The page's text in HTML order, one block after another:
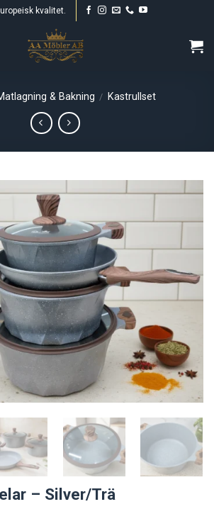
kvalitet.
& Bakning / Kastrullset
– Silver/Trä